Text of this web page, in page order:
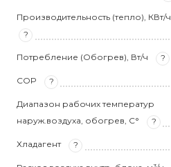
Производительность (тепло), КВт/ч
?
Потребление (Обогрев), Вт/ч ?
COP ?
Диапазон рабочих температур
наруж.воздуха, обогрев, С°
?
Хладагент ?